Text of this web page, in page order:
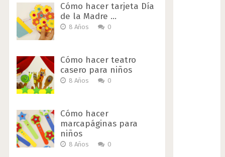
Cómo hacer tarjeta Día
de la Madre …
8 Años 0
Cómo hacer teatro
casero para niños
8 Años 0
Cómo hacer
marcapáginas para
niños
8 Años 0